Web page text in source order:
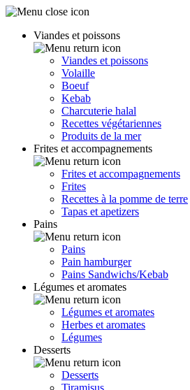
Viandes et poissons
Viandes et poissons
Volaille
Boeuf
Kebab
Charcuterie halal
Recettes végétariennes
Produits de la mer
Frites et accompagnements
Frites et accompagnements
Frites
Recettes à la pomme de terre
Tapas et apetizers
Pains
Pains
Pain hamburger
Pains Sandwichs/Kebab
Légumes et aromates
Légumes et aromates
Herbes et aromates
Légumes
Desserts
Desserts
Tiramisus